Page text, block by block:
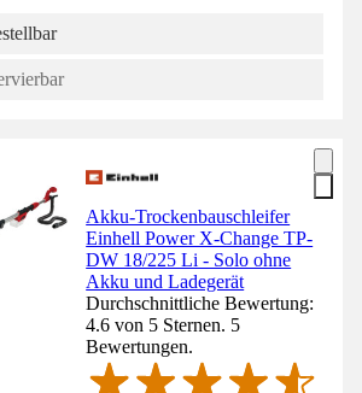
Akku-Trockenbauschleifer
Einhell Power X-Change TP-
DW 18/225 Li - Solo ohne
Akku und Ladegerät
Durchschnittliche Bewertung:
4.6 von 5 Sternen. 5
Bewertungen.